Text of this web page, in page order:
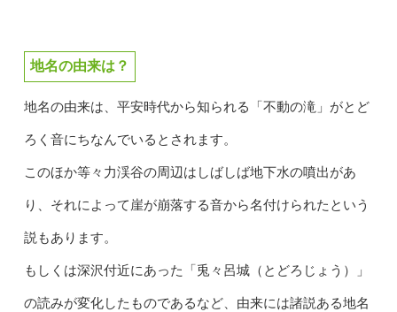
地名の由来は？
地名の由来は、平安時代から知られる「不動の滝」がとど
ろく音にちなんでいるとされます。
このほか等々力渓谷の周辺はしばしば地下水の噴出があ
り、それによって崖が崩落する音から名付けられたという
説もあります。
もしくは深沢付近にあった「兎々呂城（とどろじょう）」
の読みが変化したものであるなど、由来には諸説ある地名